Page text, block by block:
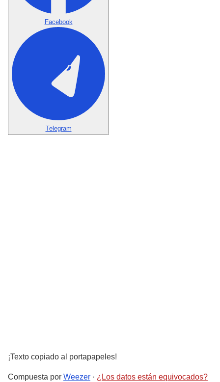
Facebook
Telegram
¡Texto copiado al portapapeles!
Compuesta por Weezer · ¿Los datos están equivocados?